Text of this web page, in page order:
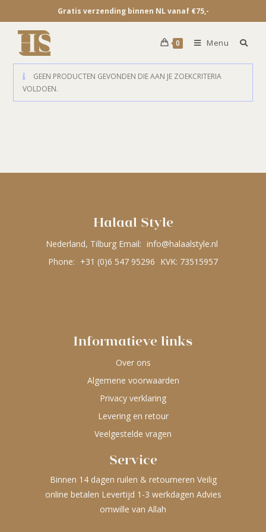
Gratis verzending binnen NL vanaf €75,-
0 Menu
GEEN PRODUCTEN GEVONDEN DIE AAN JE ZOEKCRITERIA
VOLDOEN.
Halaal Style
Nederland, Tilburg Email: info@halaalstyle.nl
Phone: +31 (0)6 547 95296 KVK: 73515957
Informatieve links
Over ons
Algemene voorwaarden
Privacy verklaring
Levering en retour
Veelgestelde vragen
Service
Binnen 14 dagen ruilen & retourneren Veilig
online betalen Levertijd 1-3 werkdagen Advies
omwille van Allah